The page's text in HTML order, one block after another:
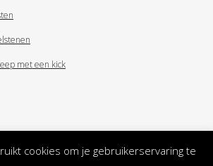
met een kick
cookies om je gebruikerservaring te